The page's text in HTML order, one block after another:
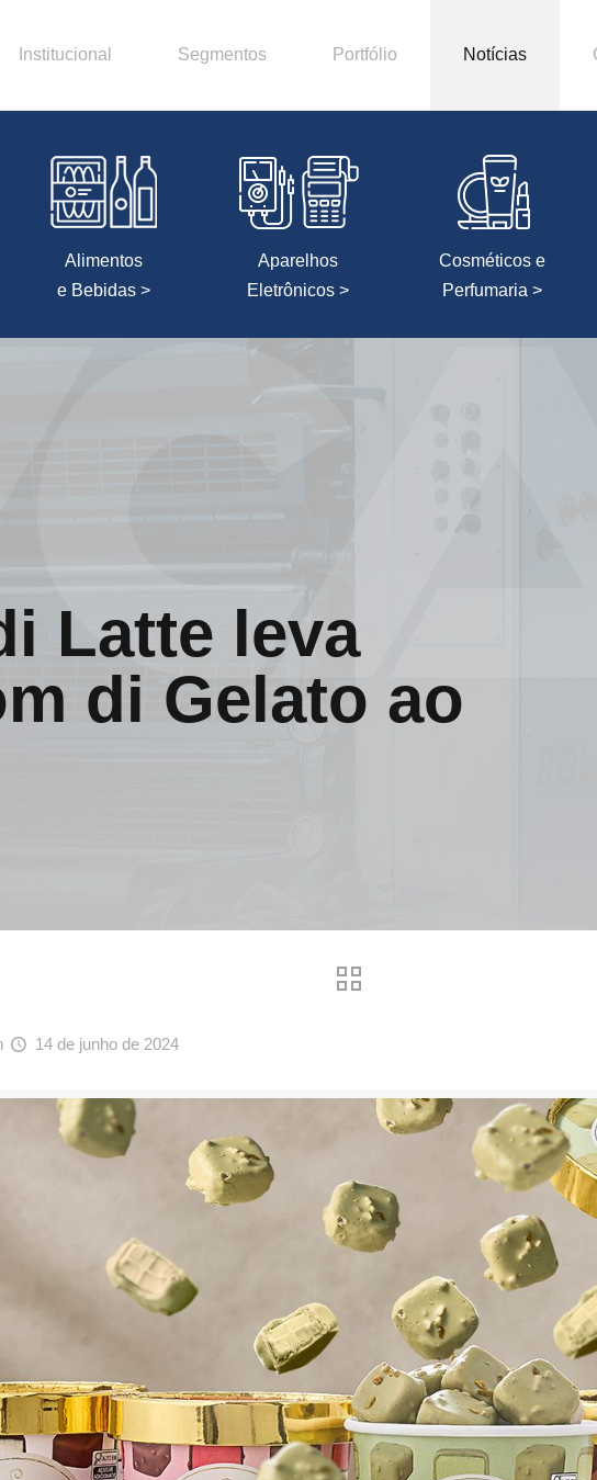
Institucional Segmentos Portfólio Notícias
Alimentos
e Bebidas >
Aparelhos
Eletrônicos >
Cosméticos e
Perfumaria >
Latte leva
di Gelato ao
14 de junho de 2024